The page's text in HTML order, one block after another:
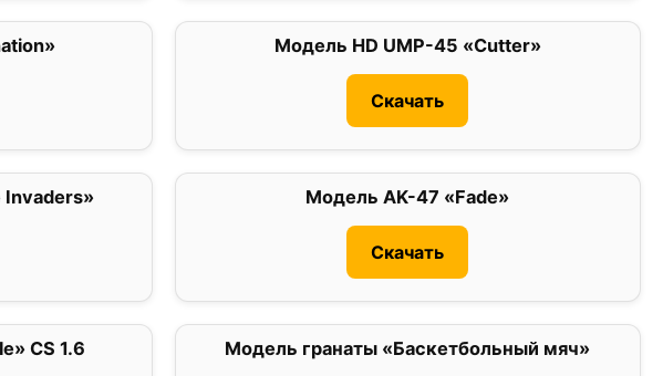
Модель HD UMP-45 «Cutter»
Скачать
Invaders» Модель AK-47 «Fade»
Скачать
CS 1.6 Модель гранаты «Баскетбольный мяч»